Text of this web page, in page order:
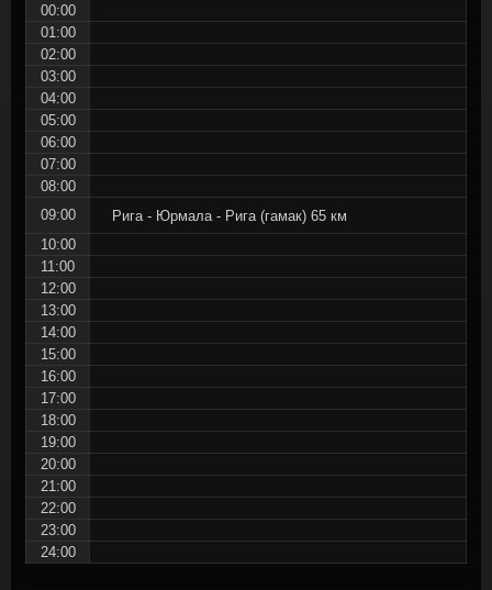
00:00
01:00
02:00
03:00
04:00
05:00
06:00
07:00
08:00
09:00
Рига - Юрмала - Рига (гамак) 65 км
10:00
11:00
12:00
13:00
14:00
15:00
16:00
17:00
18:00
19:00
20:00
21:00
22:00
23:00
24:00